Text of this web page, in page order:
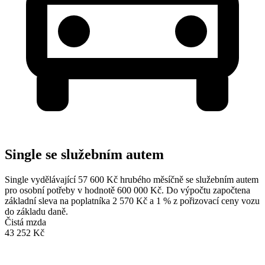
Single se služebním autem
Single vydělávající 57 600 Kč hrubého měsíčně se služebním autem
pro osobní potřeby v hodnotě 600 000 Kč. Do výpočtu započtena
základní sleva na poplatníka 2 570 Kč a 1 % z pořizovací ceny vozu
do základu daně.
Čistá mzda
43 252 Kč